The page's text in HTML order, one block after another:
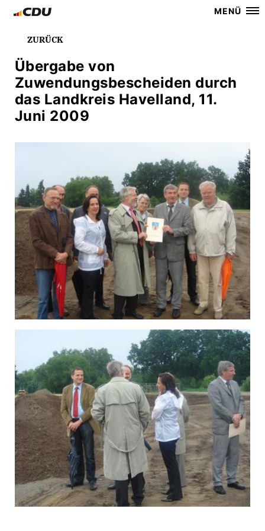
MENÜ
ZURÜCK
Übergabe von
Zuwendungsbescheiden durch
das Landkreis Havelland, 11.
Juni 2009